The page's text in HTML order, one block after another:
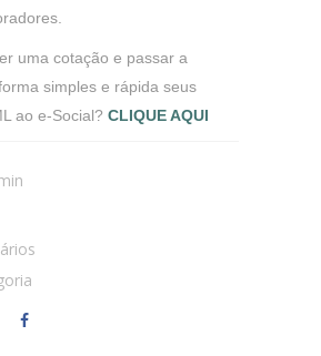
uma cotação e passar a
simples e rápida seus
ao e-Social? CLIQUE AQUI